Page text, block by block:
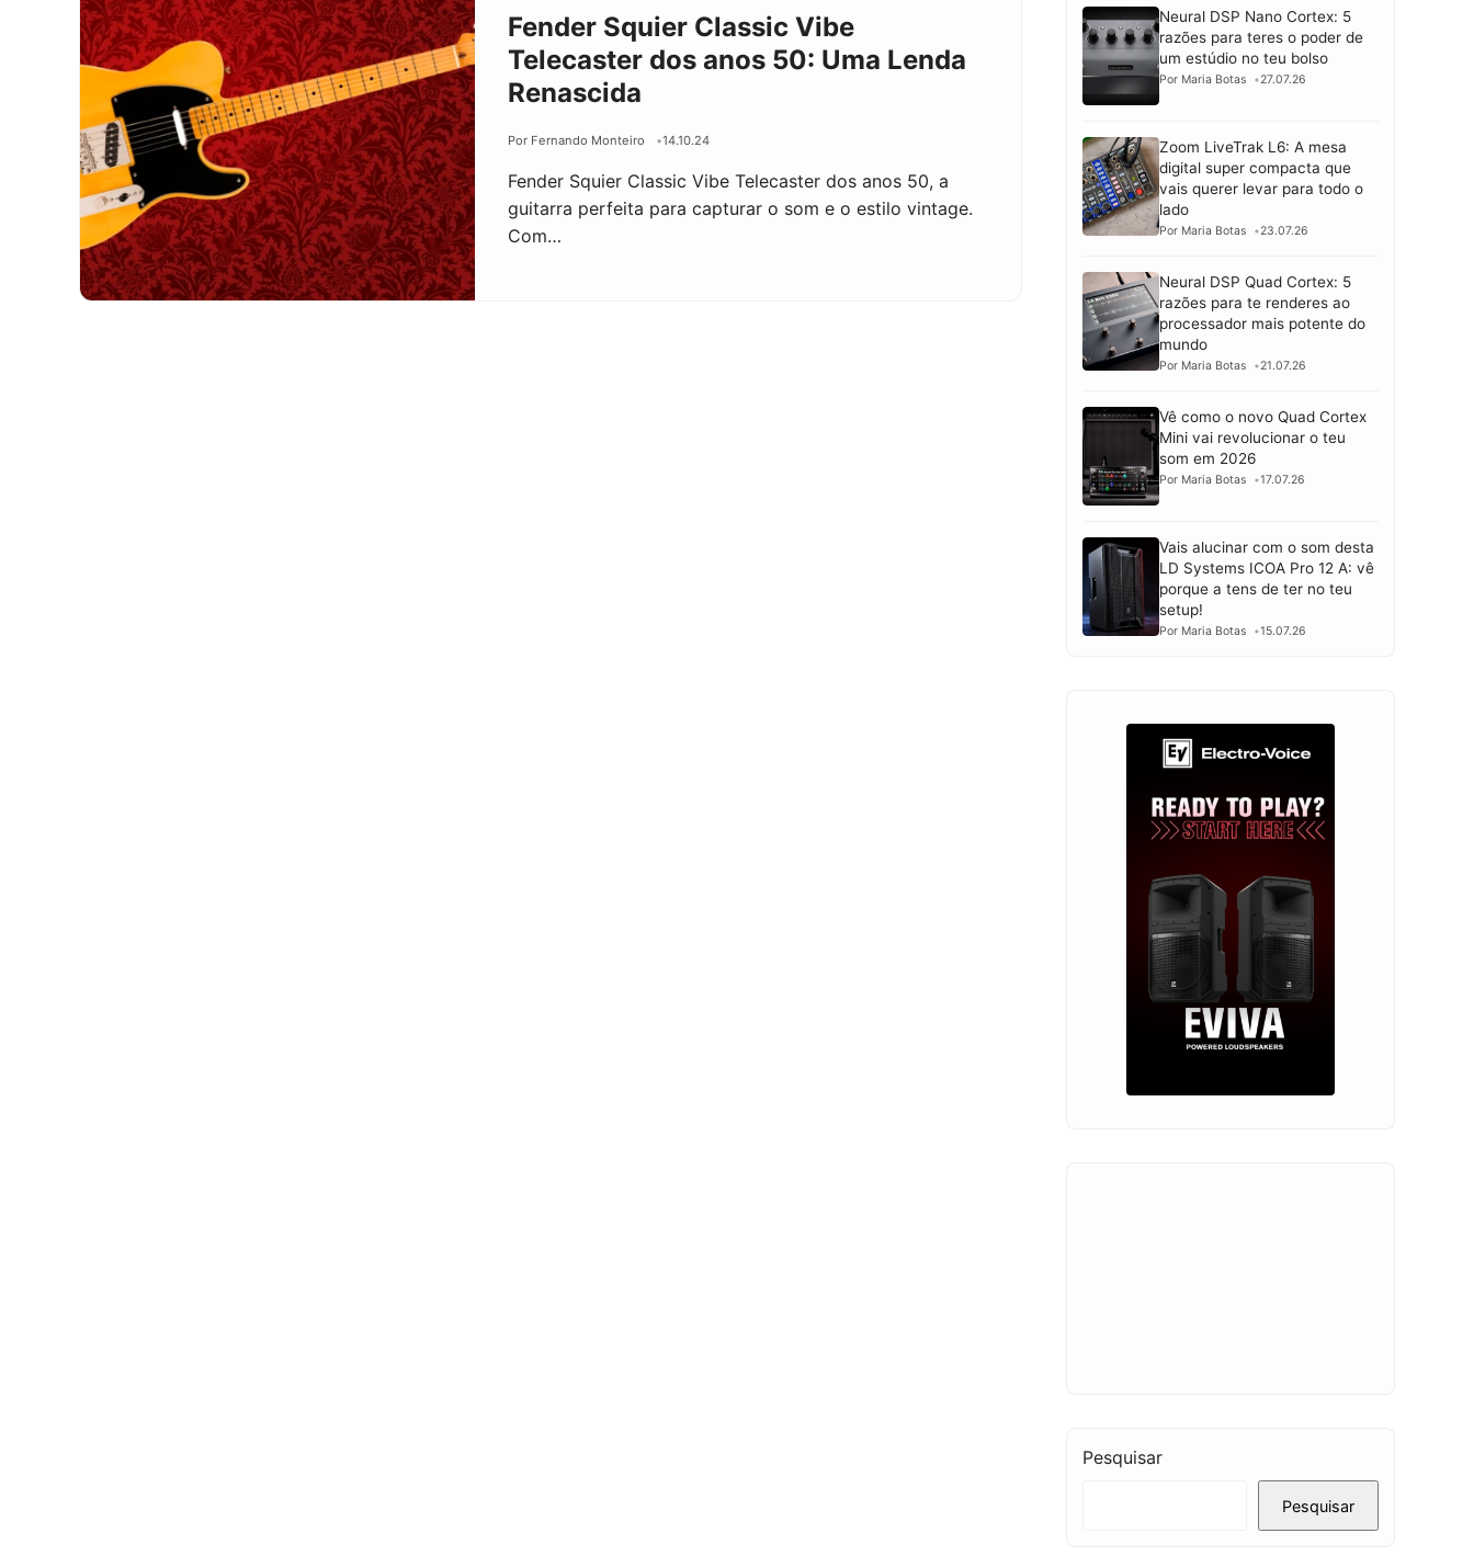
Fender Squier Classic Vibe
Telecaster dos anos 50: Uma Lenda
Renascida
Por Fernando Monteiro 14.10.24
Fender Squier Classic Vibe Telecaster dos anos 50, a
guitarra perfeita para capturar o som e o estilo vintage.
Com…
Neural DSP Nano Cortex: 5
razões para teres o poder de
um estúdio no teu bolso
Por Maria Botas 27.07.26
Zoom LiveTrak L6: A mesa
digital super compacta que
vais querer levar para todo o
lado
Por Maria Botas 23.07.26
Neural DSP Quad Cortex: 5
razões para te renderes ao
processador mais potente do
mundo
Por Maria Botas 21.07.26
Vê como o novo Quad Cortex
Mini vai revolucionar o teu
som em 2026
Por Maria Botas 17.07.26
Vais alucinar com o som desta
LD Systems ICOA Pro 12 A: vê
porque a tens de ter no teu
setup!
Por Maria Botas 15.07.26
Pesquisar
Pesquisar